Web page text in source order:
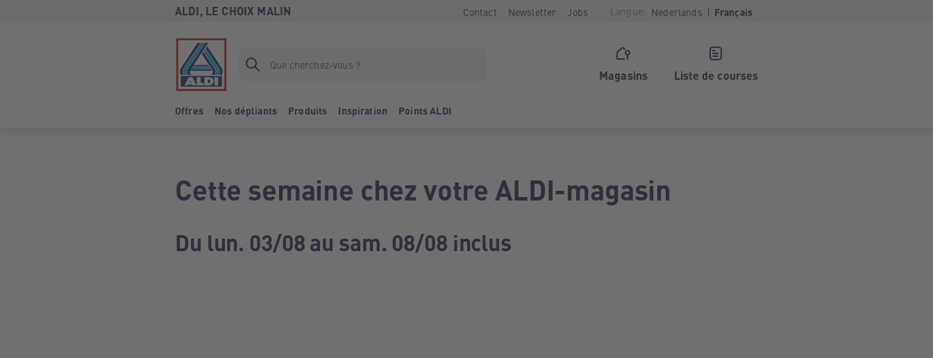
ALDI, LE CHOIX MALIN Contact Newsletter Jobs Langue: Nederlands Français
Magasins Liste de courses
Offres Nos dépliants Produits Inspiration Points ALDI
Cette semaine chez votre ALDI-magasin
Du lun. 03/08 au sam. 08/08 inclus